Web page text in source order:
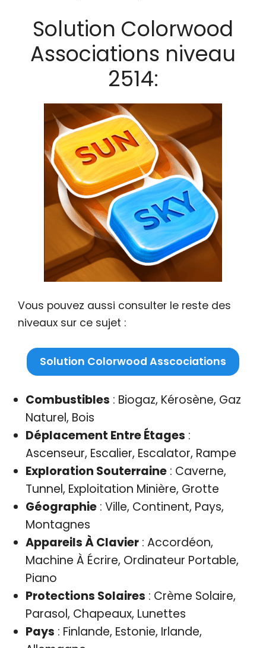
Solution Colorwood
Associations niveau
2514:
Vous pouvez aussi consulter le reste des
niveaux sur ce sujet :
Solution Colorwood Asscociations
Combustibles : Biogaz, Kérosène, Gaz
Naturel, Bois
Déplacement Entre Étages :
Ascenseur, Escalier, Escalator, Rampe
Exploration Souterraine: Caverne,
Tunnel, Exploitation Minière, Grotte
Géographie: Ville, Continent, Pays,
Montagnes
Appareils À Clavier: Accordéon,
Machine À Écrire, Ordinateur Portable,
Piano
Protections Solaires : Crème Solaire,
Parasol, Chapeaux, Lunettes
Pays : Finlande, Estonie, Irlande,